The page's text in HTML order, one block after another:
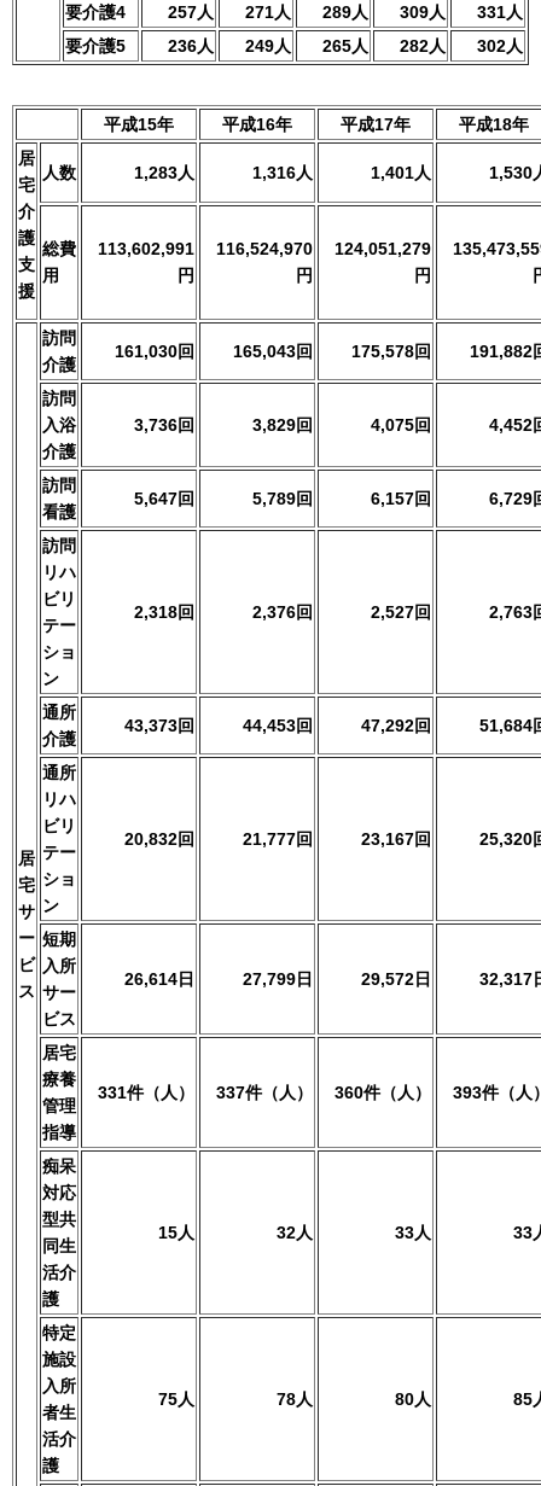
要介護4
257人 271人 289人 309人
331人
要介護5
236人 249人 265人 282人 302人
平成15年 平成16年 平成17年
平成18年
居
宅
介
護
支
援
人数 1,283人 1,316人 1,401人 1,530
総費
用
113,602,991
円
116,524,970
円
124,051,279
円
居
宅
サ
ー
ビ
ス
訪問
介護
161,030回 165,043回 175,578回 191,882
訪問
入浴
介護
3,736回 3,829回 4,075回 4,452
訪問
看護
5,647回 5,789回 6,157回 6,729
訪問
リハ
ビリ
テー
ショ
ン
2,318回 2,376回 2,527回 2,763
通所
介護
43,373回 44,453回 47,292回 51,684
通所
リハ
ビリ
テー
ショ
ン
20,832回 21,777回 23,167回 25,320
短期
入所
サー
ビス
26,614日 27,799日 29,572日 32,317
居宅
療養
管理
指導
331件（人） 337件（人） 360件（人） 393件（人
痴呆
対応
型共
同生
活介
護
15人 32人 33人 33
特定
施設
入所
者生
活介
護
75人 78人 80人 85